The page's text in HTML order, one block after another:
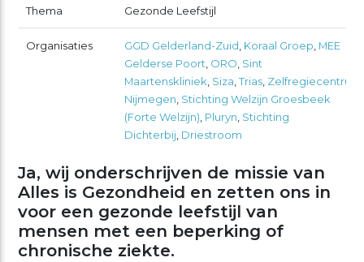
Thema Gezonde Leefstijl
Organisaties GGD Gelderland-Zuid Koraal Groep MEE
Gelderse Poort ORO Sint
Maartenskliniek Siza ,Trias Zelfregiecentrum
Nijmegen Stichting Welzijn Groesbeek
(Forte Welzijn) Pluryn Stichting
Dichterbij Driestroom
Ja, wij onderschrijven de missie van
Alles is Gezondheid en zetten ons in
voor een gezonde leefstijl van
mensen met een beperking of
chronische ziekte.